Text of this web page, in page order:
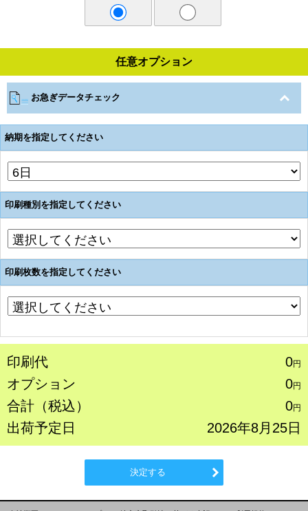
任意オプション
お急ぎデータチェック
納期を指定してください
印刷種別を指定してください
印刷枚数を指定してください
印刷代 0円
オプション 0円
合計（税込） 0円
出荷予定日 2026年8月25日
決定する